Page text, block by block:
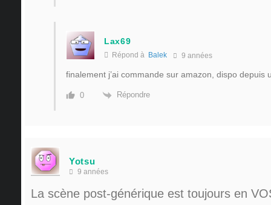
Lax69
Répond à Balek 9 années
finalement j’ai commande sur amazon, dispo depuis
0 Répondre
Yotsu
9 années
La scène post-générique est toujours en